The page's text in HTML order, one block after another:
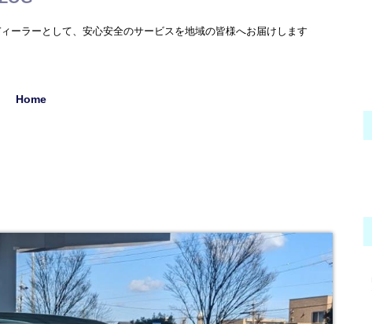
ーラーとして、安心安全のサービスを地域の皆様へお届けします
Home